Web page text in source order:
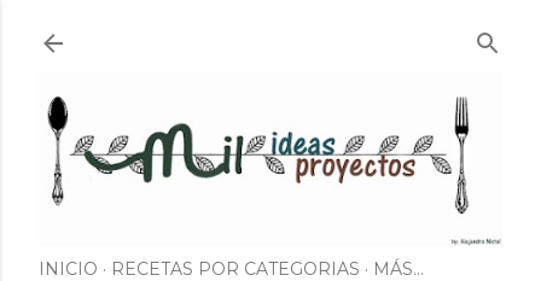
INICIO RECETAS POR CATEGORIAS MÁS…